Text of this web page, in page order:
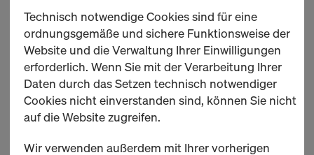
Ankersystem 26,5
12 Produkte gefunden
Meist gesucht
Technisch notwendige Cookies sind für eine
ordnungsgemäße und sichere Funktionsweise der
Website und die Verwaltung Ihrer Einwilligungen
erforderlich. Wenn Sie mit der Verarbeitung Ihrer
Daten durch das Setzen technisch notwendiger
Cookies nicht einverstanden sind, können Sie nicht
auf die Website zugreifen.
Wir verwenden außerdem mit Ihrer vorherigen